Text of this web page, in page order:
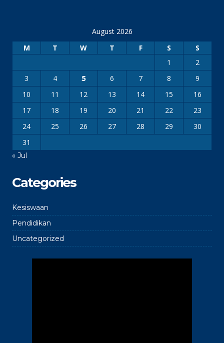
August 2026
M
T W T F S
S
1
2
3
4 5 6 7 8
9
10
11 12 13 14 15
16
17
18 19 20 21 22
23
24
25 26 27 28 29
30
31
« Jul
Categories
Kesiswaan
Pendidikan
Uncategorized